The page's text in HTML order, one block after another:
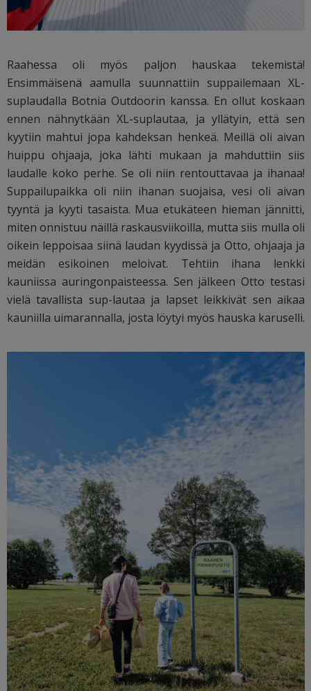
Raahessa oli myös paljon hauskaa tekemistä!
Ensimmäisenä aamulla suunnattiin suppailemaan XL-
suplaudalla Botnia Outdoorin kanssa. En ollut koskaan
ennen nähnytkään XL-suplautaa, ja yllätyin, että sen
kyytiin mahtui jopa kahdeksan henkeä. Meillä oli aivan
huippu ohjaaja, joka lähti mukaan ja mahduttiin siis
laudalle koko perhe. Se oli niin rentouttavaa ja ihanaa!
Suppailupaikka oli niin ihanan suojaisa, vesi oli aivan
tyyntä ja kyyti tasaista. Mua etukäteen hieman jännitti,
miten onnistuu näillä raskausviikoilla, mutta siis mulla oli
oikein leppoisaa siinä laudan kyydissä ja Otto, ohjaaja ja
meidän esikoinen meloivat. Tehtiin ihana lenkki
kauniissa auringonpaisteessa. Sen jälkeen Otto testasi
vielä tavallista sup-lautaa ja lapset leikkivät sen aikaa
kauniilla uimarannalla, josta löytyi myös hauska karuselli.